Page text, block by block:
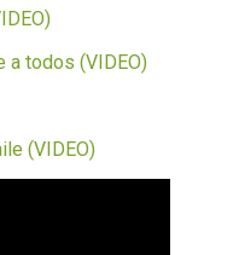
a todos (VIDEO)
(VIDEO)